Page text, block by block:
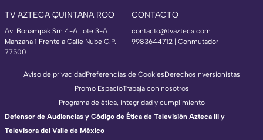
TV AZTECA QUINTANA ROO
Av. Bonampak Sm 4-A Lote 3-A
Manzana 1 Frente a Calle Nube C.P.
77500
CONTACTO
contacto@tvazteca.com
9983644712 | Conmutador
Aviso de privacidadPreferencias de CookiesDerechosInversionistas
Promo EspacioTrabaja con nosotros
Programa de ética, integridad y cumplimiento
Defensor de Audiencias y Código de Ética de Televisión Azteca III y
Televisora del Valle de México